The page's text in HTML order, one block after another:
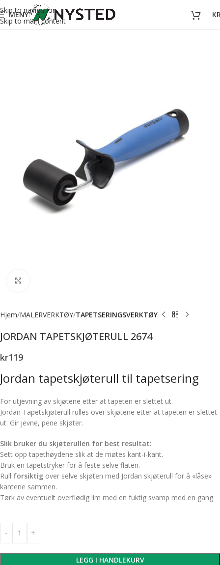
Skip to navigation
Skip to main content
MENY
Hjem MALERVERKTØY TAPETSERINGSVERKTØY
JORDAN TAPETSKJØTERULL 2674
kr119
Jordan tapetskjøterull til tapetsering
For utjevning av skjøtene etter at tapeten er slettet ut.
Jordan Tapetskjøterull rulles over skjøtene etter at tapeten er slettet
ut. Gir jevne, pene skjøter.
Slik bruker du skjøterullen for best resultat:
Sett opp tapethøydene slik at de møtes kant-i-kant.
Bruk en tapetstryker for å feste selve flaten.
Rull forsiktig over selve skjøten med Jordan skjøterull for å «låse»
kantene sammen.
Tørk av eventuelt overflødig lim med en fuktig svamp med en gang
LEGG I HANDLEKURV